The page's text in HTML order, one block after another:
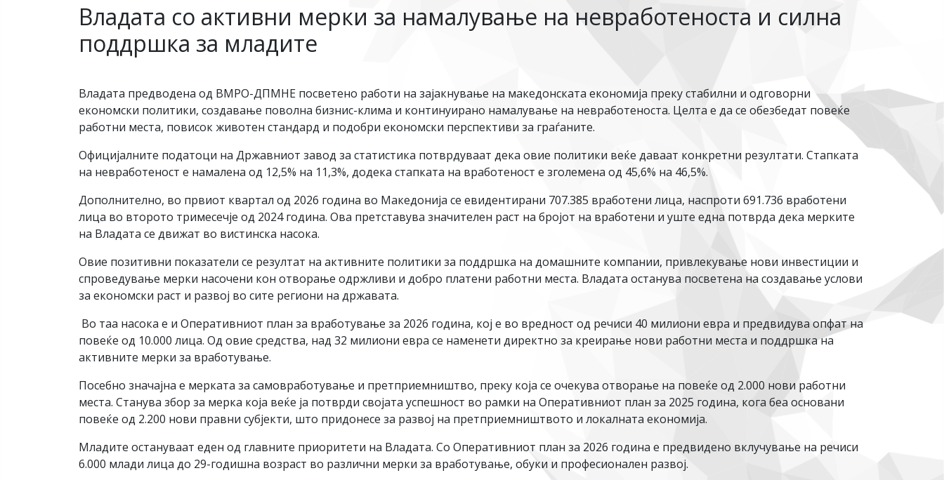
Владата со активни мерки за намалување на невработеноста и силна
поддршка за младите
Владата предводена од ВМРО-ДПМНЕ посветено работи на зајакнување на македонската економија преку стабилни и одговорни
економски политики, создавање поволна бизнис-клима и континуирано намалување на невработеноста. Целта е да се обезбедат повеќе
работни места, повисок животен стандард и подобри економски перспективи за граѓаните.
Официјалните податоци на Државниот завод за статистика потврдуваат дека овие политики веќе даваат конкретни резултати. Стапката
на невработеност е намалена од 12,5% на 11,3%, додека стапката на вработеност е зголемена од 45,6% на 46,5%.
Дополнително, во првиот квартал од 2026 година во Македонија се евидентирани 707.385 вработени лица, наспроти 691.736 вработени
лица во второто тримесечје од 2024 година. Ова претставува значителен раст на бројот на вработени и уште една потврда дека мерките
на Владата се движат во вистинска насока.
Овие позитивни показатели се резултат на активните политики за поддршка на домашните компании, привлекување нови инвестиции и
спроведување мерки насочени кон отворање одржливи и добро платени работни места. Владата останува посветена на создавање услови
за економски раст и развој во сите региони на државата.
Во таа насока е и Оперативниот план за вработување за 2026 година, кој е во вредност од речиси 40 милиони евра и предвидува опфат на
повеќе од 10.000 лица. Од овие средства, над 32 милиони евра се наменети директно за креирање нови работни места и поддршка на
активните мерки за вработување.
Посебно значајна е мерката за самовработување и претприемништво, преку која се очекува отворање на повеќе од 2.000 нови работни
места. Станува збор за мерка која веќе ја потврди својата успешност во рамки на Оперативниот план за 2025 година, кога беа основани
повеќе од 2.200 нови правни субјекти, што придонесе за развој на претприемништвото и локалната економија.
Младите остануваат еден од главните приоритети на Владата. Со Оперативниот план за 2026 година е предвидено вклучување на речиси
6.000 млади лица до 29-годишна возраст во различни мерки за вработување, обуки и професионален развој.